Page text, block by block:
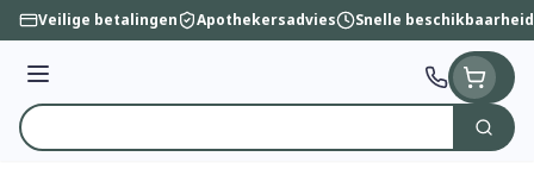
Ga naar de inhoud
Veilige betalingen Apothekersadvies Snelle beschikbaarheid
Menu
Product, merk, categorie...
Zoek